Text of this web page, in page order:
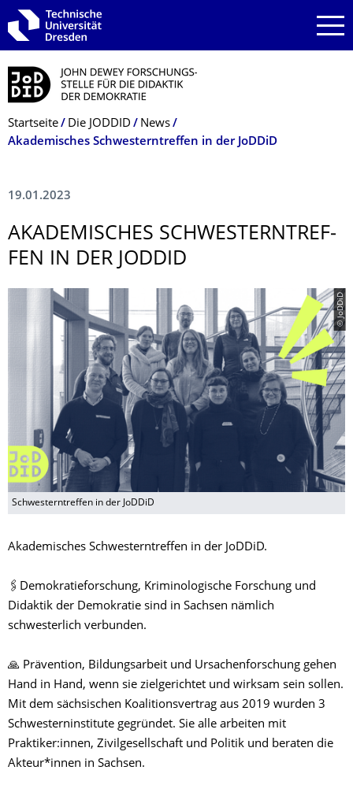
Zur Hauptnavigation springen
Zur Suche springen
Zum Inhalt springen
Breadcrumb-Menü
Startseite Die JODDID
News
Akademisches Schwesterntreffen in der JoDDiD
19.01.2023
AKADEMISCHES SCHWESTERNTREF­
FEN IN DER JODDID
© JoDDiD
Schwesterntreffen in der JoDDiD
Akademisches Schwesterntreffen in der JoDDiD.
🖇️Demokratieforschung, Kriminologische Forschung und
Didaktik der Demokratie sind in Sachsen nämlich
schwesterlich verbunden.
🙏 Prävention, Bildungsarbeit und Ursachenforschung gehen
Hand in Hand, wenn sie zielgerichtet und wirksam sein sollen.
Mit dem sächsischen Koalitionsvertrag aus 2019 wurden 3
Schwesterninstitute gegründet. Sie alle arbeiten mit
Praktiker:innen, Zivilgesellschaft und Politik und beraten die
Akteur*innen in Sachsen.